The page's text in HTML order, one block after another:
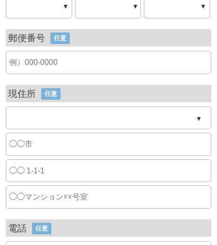
▼ ▼ ▼
郵便番号 任意
現住所 任意
▼
電話 任意